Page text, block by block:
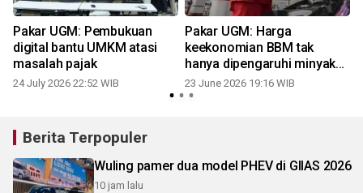
Pakar UGM: Pembukuan
digital bantu UMKM atasi
masalah pajak
24 July 2026 22:52 WIB
Pakar UGM: Harga
keekonomian BBM tak
hanya dipengaruhi minyak
mentah
23 June 2026 19:16 WIB
Berita Terpopuler
Wuling pamer dua model PHEV di GIIAS 2026
10 jam lalu